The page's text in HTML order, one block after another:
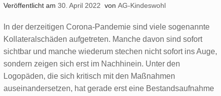
Veröffentlicht am 30. April 2022 von AG-Kindeswohl
In der derzeitigen Corona-Pandemie sind viele sogenannte
Kollateralschäden aufgetreten. Manche davon sind sofort
sichtbar und manche wiederum stechen nicht sofort ins Auge,
sondern zeigen sich erst im Nachhinein. Unter den
Logopäden, die sich kritisch mit den Maßnahmen
auseinandersetzen, hat gerade erst eine Bestandsaufnahme